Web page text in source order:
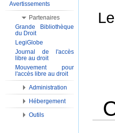
Avertissements
Partenaires
Grande Bibliothèque
du Droit
LegiGlobe
Journal de l'accès
libre au droit
Mouvement pour
l'accès libre au droit
Administration
Hébergement
Outils